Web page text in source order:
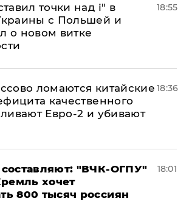
точки над і" в
с Польшей и
о новом витке
18:55
ломаются китайские
качественного
Евро-2 и убивают
18:36
"ВЧК-ОГПУ"
хочет
800 тысяч россиян
18:01